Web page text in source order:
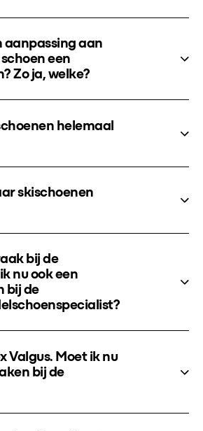
aanpassing aan
een
Zo ja, welke?
helemaal
skischoenen
bij de
nu ook een
bij de
Valgus. Moet ik nu
bij de